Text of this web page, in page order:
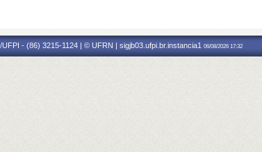
- (86) 3215-1124 | © UFRN | sigjb03.ufpi.br.instancia1 06/08/2026 17:32